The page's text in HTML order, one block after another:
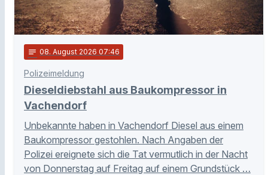
notes 08. August 2026 07:46
Polizeimeldung
Dieseldiebstahl aus Baukompressor in
Vachendorf
Unbekannte haben in Vachendorf Diesel aus einem
Baukompressor gestohlen. Nach Angaben der
Polizei ereignete sich die Tat vermutlich in der Nacht
von Donnerstag auf Freitag auf einem Grundstück …